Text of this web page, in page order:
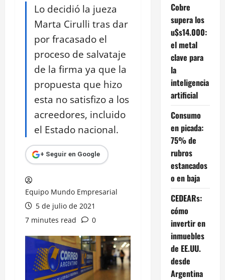
Lo decidió la jueza
Marta Cirulli tras dar
por fracasado el
proceso de salvataje
de la firma ya que la
propuesta que hizo
esta no satisfizo a los
acreedores, incluido
el Estado nacional.
+ Seguir en Google
Equipo Mundo Empresarial
5 de julio de 2021
7 minutes read
0
Cobre
supera los
u$s14.000:
el metal
clave para
la
inteligencia
artificial
Consumo
en picada:
75% de
rubros
estancados
o en baja
CEDEARs:
cómo
invertir en
inmuebles
de EE.UU.
desde
Argentina